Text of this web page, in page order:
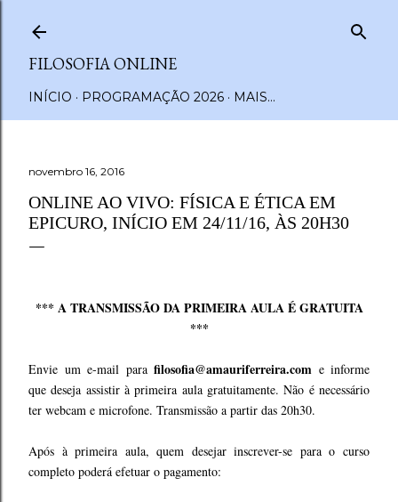
FILOSOFIA ONLINE
INÍCIO PROGRAMAÇÃO 2026 MAIS…
novembro 16, 2016
ONLINE AO VIVO: FÍSICA E ÉTICA EM
EPICURO, INÍCIO EM 24/11/16, ÀS 20H30
*** A TRANSMISSÃO DA PRIMEIRA AULA É GRATUITA
***
Envie um e-mail para filosofia@amauriferreira.com e informe
que deseja assistir à primeira aula gratuitamente. Não é necessário
ter webcam e microfone. Transmissão a partir das 20h30.
Após à primeira aula, quem desejar inscrever-se para o curso
completo poderá efetuar o pagamento: